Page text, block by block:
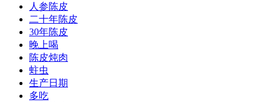
人参陈皮
二十年陈皮
30年陈皮
晚上喝
陈皮炖肉
蛀虫
生产日期
多吃